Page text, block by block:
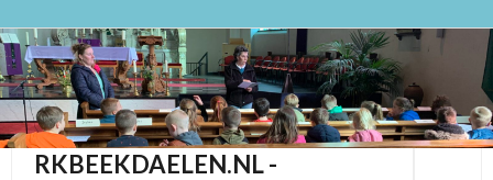
Ga
naar
de
inhoud
RKBEEKDAELEN.NL -